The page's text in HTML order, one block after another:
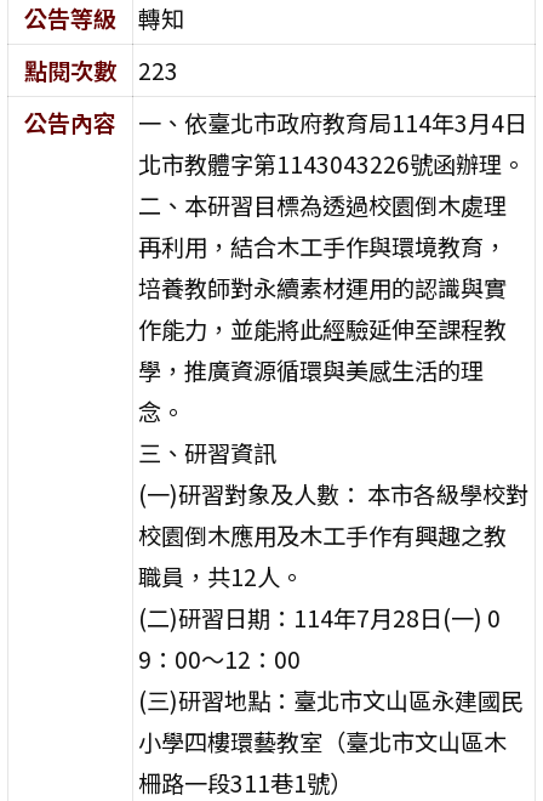
公告等級
轉知
點閱次數
223
公告內容
一、依臺北市政府教育局114年3月4日
北市教體字第1143043226號函辦理。
二、本研習目標為透過校園倒木處理
再利用，結合木工手作與環境教育，
培養教師對永續素材運用的認識與實
作能力，並能將此經驗延伸至課程教
學，推廣資源循環與美感生活的理
念。
三、研習資訊
(一)研習對象及人數： 本市各級學校對
校園倒木應用及木工手作有興趣之教
職員，共12人。
(二)研習日期：114年7月28日(一) 0
9：00～12：00
(三)研習地點：臺北市文山區永建國民
小學四樓環藝教室（臺北市文山區木
柵路一段311巷1號）